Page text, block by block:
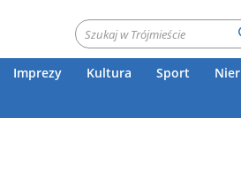
Imprezy Kultura Sport